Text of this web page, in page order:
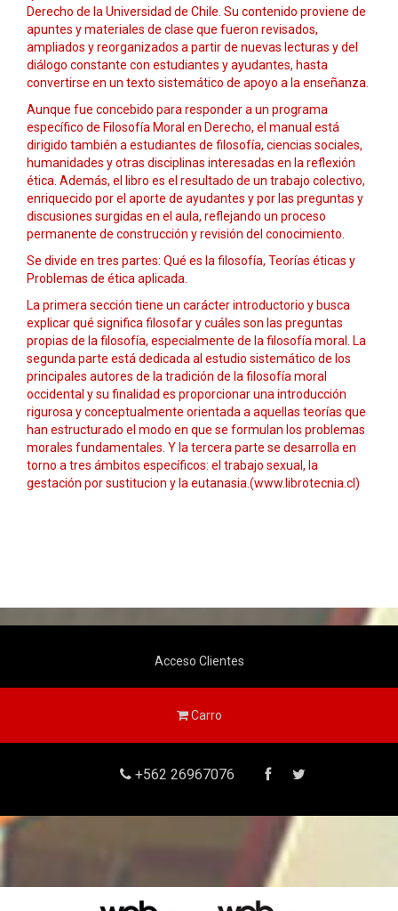
Derecho de la Universidad de Chile. Su contenido proviene de
apuntes y materiales de clase que fueron revisados,
ampliados y reorganizados a partir de nuevas lecturas y del
diálogo constante con estudiantes y ayudantes, hasta
convertirse en un texto sistemático de apoyo a la enseñanza.
Aunque fue concebido para responder a un programa
específico de Filosofía Moral en Derecho, el manual está
dirigido también a estudiantes de filosofía, ciencias sociales,
humanidades y otras disciplinas interesadas en la reflexión
ética. Además, el libro es el resultado de un trabajo colectivo,
enriquecido por el aporte de ayudantes y por las preguntas y
discusiones surgidas en el aula, reflejando un proceso
permanente de construcción y revisión del conocimiento.
Se divide en tres partes: Qué es la filosofía, Teorías éticas y
Problemas de ética aplicada.
La primera sección tiene un carácter introductorio y busca
explicar qué significa filosofar y cuáles son las preguntas
propias de la filosofía, especialmente de la filosofía moral. La
segunda parte está dedicada al estudio sistemático de los
principales autores de la tradición de la filosofía moral
occidental y su finalidad es proporcionar una introducción
rigurosa y conceptualmente orientada a aquellas teorías que
han estructurado el modo en que se formulan los problemas
morales fundamentales. Y la tercera parte se desarrolla en
torno a tres ámbitos específicos: el trabajo sexual, la
gestación por sustitucion y la eutanasia.(www.librotecnia.cl)
Acceso Clientes
Carro
+562 26967076